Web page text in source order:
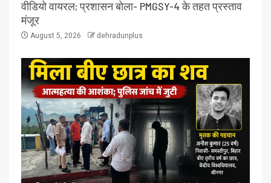
वीडियो वायरल; प्रशासन बोला- PMGSY-4 के तहत प्रस्ताव
मंजूर
August 5, 2026 dehradunplus